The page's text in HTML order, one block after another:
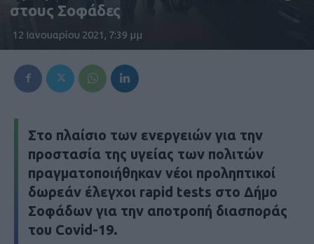
στους Σοφάδες
12 Ιανουαρίου 2021, 7:39 μμ
Στο πλαίσιο των ενεργειών για την
προστασία της υγείας των πολιτών
πραγματοποιήθηκαν νέοι προληπτικοί
δωρεάν έλεγχοι rapid tests στο Δήμο
Σοφάδων για την αποτροπή διασποράς
του Covid-19.